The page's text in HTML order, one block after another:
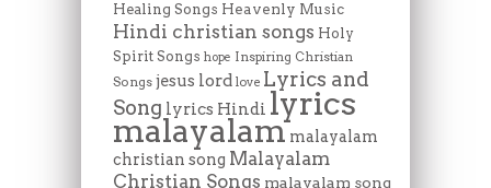
Healing Songs Heavenly Music
Hindi christian songs Holy
Spirit Songs hope Inspiring Christian
Songs jesus lord love Lyrics and
Song lyrics Hindi lyrics
malayalam malayalam
christian song Malayalam
Christian Songs malayalam song